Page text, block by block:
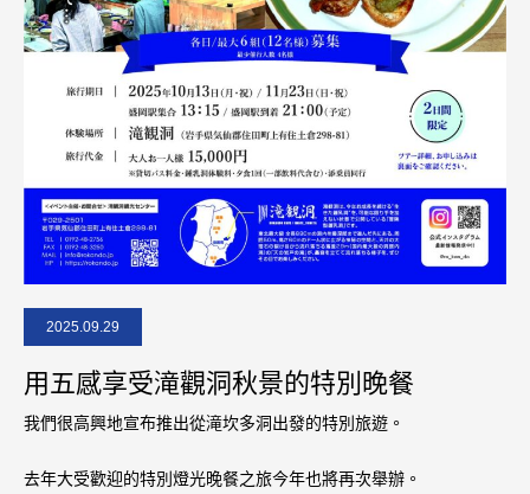
2025.09.29
用五感享受滝觀洞秋景的特別晚餐
我們很高興地宣布推出從滝坎多洞出發的特別旅遊。
去年大受歡迎的特別燈光晚餐之旅今年也將再次舉辦。